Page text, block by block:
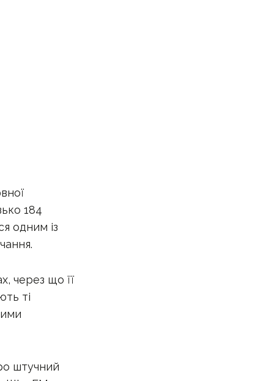
184
одним із
через що її
ті
штучний